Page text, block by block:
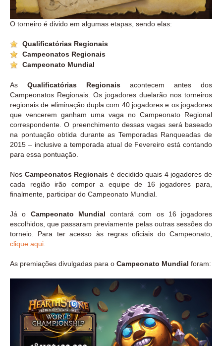
O torneiro é divido em algumas etapas, sendo elas:
Qualificatórias Regionais
Campeonatos Regionais
Campeonato Mundial
As Qualificatórias Regionais acontecem antes dos
Campeonatos Regionais. Os jogadores duelarão nos torneiros
regionais de eliminação dupla com 40 jogadores e os jogadores
que vencerem ganham uma vaga no Campeonato Regional
correspondente. O preenchimento dessas vagas será baseado
na pontuação obtida durante as Temporadas Ranqueadas de
2015 – inclusive a temporada atual de Fevereiro está contando
para essa pontuação.
Nos Campeonatos Regionais é decidido quais 4 jogadores de
cada região irão compor a equipe de 16 jogadores para,
finalmente, participar do Campeonato Mundial.
Já o Campeonato Mundial contará com os 16 jogadores
escolhidos, que passaram previamente pelas outras sessões do
torneio. Para ter acesso às regras oficiais do Campeonato,
clique aqui
As premiações divulgadas para o Campeonato Mundial foram: